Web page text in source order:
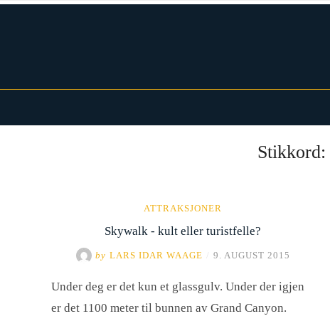
Norwegian Traveller – Reiseblogg
Stikkord:
ATTRAKSJONER
Skywalk - kult eller turistfelle?
by LARS IDAR WAAGE 9. AUGUST 2015
Under deg er det kun et glassgulv. Under der igjen
er det 1100 meter til bunnen av Grand Canyon.